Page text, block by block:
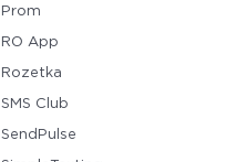
Prom
RO App
Rozetka
SMS Club
SendPulse